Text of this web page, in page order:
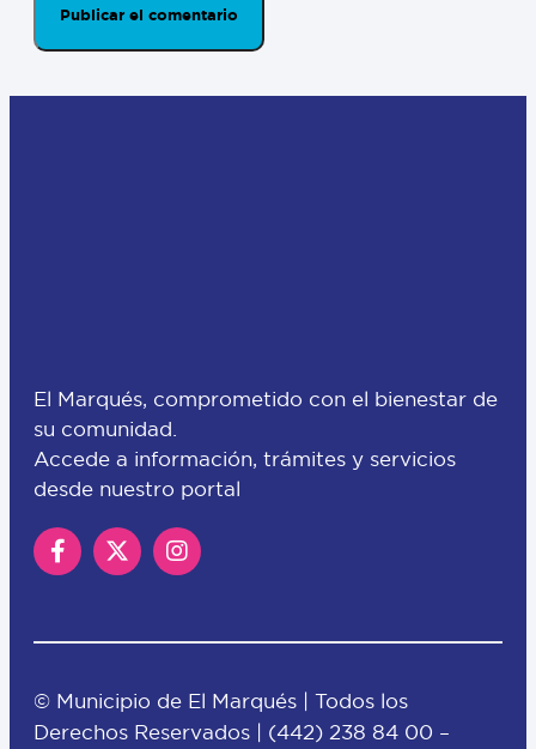
El Marqués, comprometido con el bienestar de
su comunidad.
Accede a información, trámites y servicios
desde nuestro portal
© Municipio de El Marqués | Todos los
Derechos Reservados | (442) 238 84 00 –